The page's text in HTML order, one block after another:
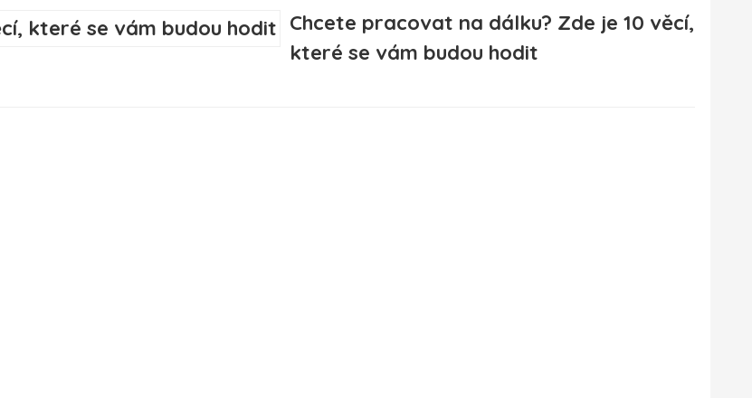
Chcete pracovat na dálku? Zde je 10 věcí,
které se vám budou hodit